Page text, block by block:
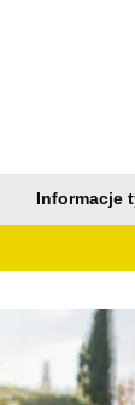
Informacje